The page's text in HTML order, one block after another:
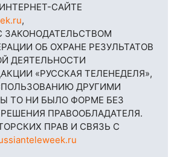
САЙТЕ
,
ЗАКОНОДАТЕЛЬСТВОМ
ОБ ОХРАНЕ РЕЗУЛЬТАТОВ
ДЕЯТЕЛЬНОСТИ
«РУССКАЯ ТЕЛЕНЕДЕЛЯ»,
ДРУГИМИ
ТО НИ БЫЛО ФОРМЕ БЕЗ
ПРАВООБЛАДАТЕЛЯ.
ПРАВ И СВЯЗЬ С